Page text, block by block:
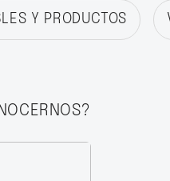
Y PRODUCTOS